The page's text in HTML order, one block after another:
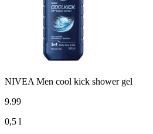
NIVEA Men cool kick shower gel
9.99
0,5 l